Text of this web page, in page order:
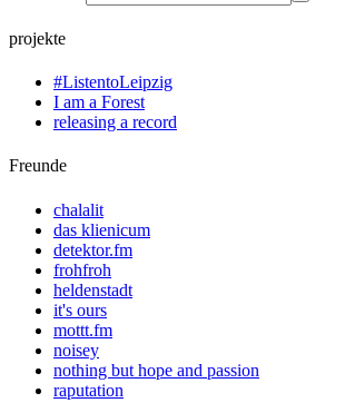
projekte
#ListentoLeipzig
I am a Forest
releasing a record
Freunde
chalalit
das klienicum
detektor.fm
frohfroh
heldenstadt
it's ours
mottt.fm
noisey
nothing but hope and passion
raputation